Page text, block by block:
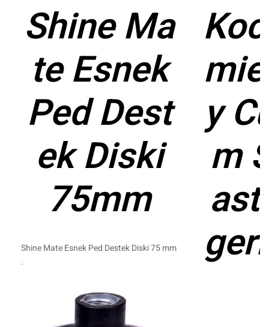
Shine Ma
te Esnek
Ped Dest
ek Diski
75mm
Shine Mate Esnek Ped Destek Diski 75 mm
.
y
m